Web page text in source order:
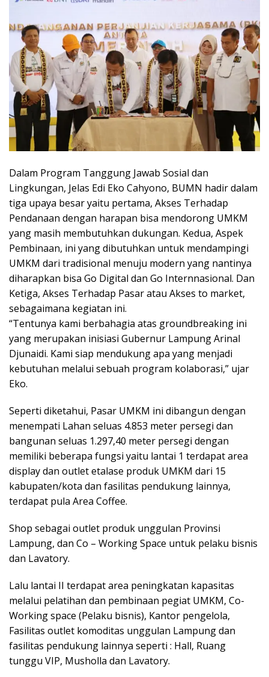
Dalam Program Tanggung Jawab Sosial dan
Lingkungan, Jelas Edi Eko Cahyono, BUMN hadir dalam
tiga upaya besar yaitu pertama, Akses Terhadap
Pendanaan dengan harapan bisa mendorong UMKM
yang masih membutuhkan dukungan. Kedua, Aspek
Pembinaan, ini yang dibutuhkan untuk mendampingi
UMKM dari tradisional menuju modern yang nantinya
diharapkan bisa Go Digital dan Go Internnasional. Dan
Ketiga, Akses Terhadap Pasar atau Akses to market,
sebagaimana kegiatan ini.
“Tentunya kami berbahagia atas groundbreaking ini
yang merupakan inisiasi Gubernur Lampung Arinal
Djunaidi. Kami siap mendukung apa yang menjadi
kebutuhan melalui sebuah program kolaborasi,” ujar
Eko.
Seperti diketahui, Pasar UMKM ini dibangun dengan
menempati Lahan seluas 4.853 meter persegi dan
bangunan seluas 1.297,40 meter persegi dengan
memiliki beberapa fungsi yaitu lantai 1 terdapat area
display dan outlet etalase produk UMKM dari 15
kabupaten/kota dan fasilitas pendukung lainnya,
terdapat pula Area Coffee.
Shop sebagai outlet produk unggulan Provinsi
Lampung, dan Co – Working Space untuk pelaku bisnis
dan Lavatory.
Lalu lantai II terdapat area peningkatan kapasitas
melalui pelatihan dan pembinaan pegiat UMKM, Co-
Working space (Pelaku bisnis), Kantor pengelola,
Fasilitas outlet komoditas unggulan Lampung dan
fasilitas pendukung lainnya seperti : Hall, Ruang
tunggu VIP, Musholla dan Lavatory.